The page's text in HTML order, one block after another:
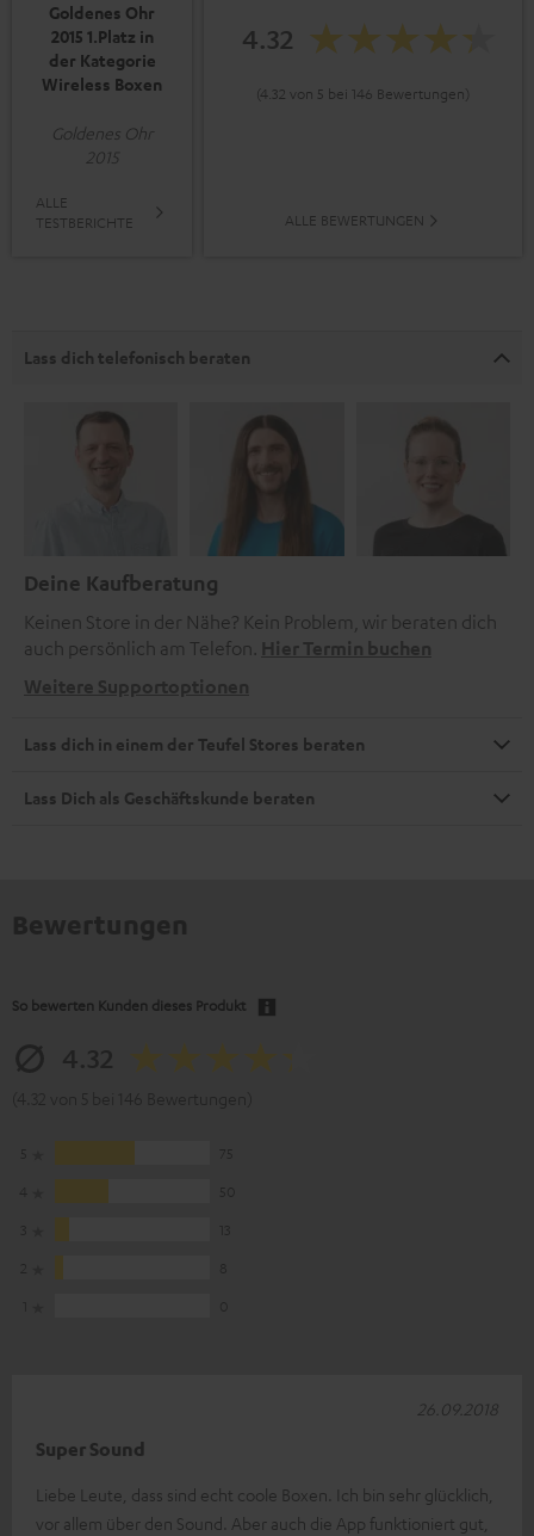
Goldenes Ohr
2015 1.Platz in
der Kategorie
Wireless Boxen
Goldenes Ohr
2015
ALLE
TESTBERICHTE
4.32
(4.32 von 5 bei 146 Bewertungen)
ALLE BEWERTUNGEN
Lass dich telefonisch beraten
Deine Kaufberatung
Keinen Store in der Nähe? Kein Problem, wir beraten dich
auch persönlich am Telefon. Hier Termin buchen
Weitere Supportoptionen
Lass dich in einem der Teufel Stores beraten
Lass Dich als Geschäftskunde beraten
So bewerten Kunden dieses Produkt
Super Sound
Liebe Leute, dass sind echt coole Boxen. Ich bin sehr glücklich,
vor allem über den Sound. Aber auch die App funktioniert gut,
26.09.2018